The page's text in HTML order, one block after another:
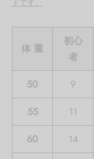
ドです。
体 重
初心
者
50
9
55
11
60
14